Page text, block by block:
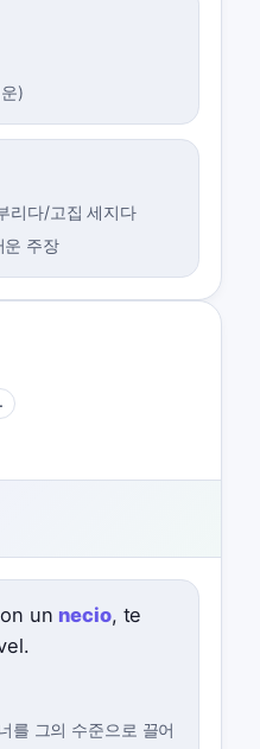
)
리다/고집 세지다
운 주장
un necio, te
를 그의 수준으로 끌어